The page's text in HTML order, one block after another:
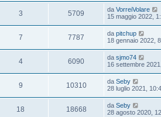
3 5709 da VorreiVolare
15 maggio 2022,
7 7787 da pitchup
18 gennaio 2022,
4 6090 da sjmo74
16 settembre
9 10310 da Seby
28 luglio 2021,
18 18668 da Seby
28 agosto 2020,